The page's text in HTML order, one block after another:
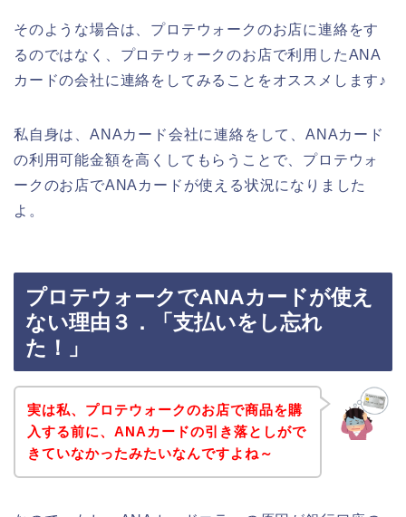
そのような場合は、プロテウォークのお店に連絡をす
るのではなく、プロテウォークのお店で利用したANA
カードの会社に連絡をしてみることをオススメします♪
私自身は、ANAカード会社に連絡をして、ANAカード
の利用可能金額を高くしてもらうことで、プロテウォ
ークのお店でANAカードが使える状況になりました
よ。
プロテウォークでANAカードが使え
ない理由３．「支払いをし忘れ
た！」
実は私、プロテウォークのお店で商品を購
入する前に、ANAカードの引き落としがで
きていなかったみたいなんですよね～